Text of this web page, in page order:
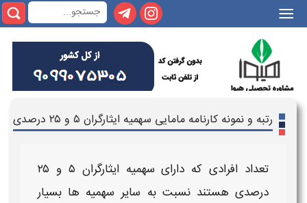
رتبه و نمونه کارنامه مامایی سهمیه ایثارگران ۵ و ۲۵ درصدی
تعداد افرادی که دارای سهمیه ایثارگران ۵ و ۲۵
درصدیهستند نسبت به سایر سهمیهها بسیار